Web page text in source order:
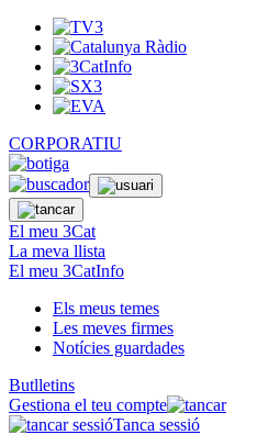
CORPORATIU
El meu 3Cat
La meva llista
El meu 3CatInfo
Els meus temes
Les meves firmes
Notícies guardades
Butlletins
Gestiona el teu compte
Tanca sessió